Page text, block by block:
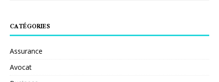
CATÉGORIES
Assurance
Avocat